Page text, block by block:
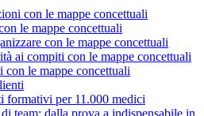
con le mappe concettuali
le mappe concettuali
con le mappe concettuali
ai compiti con le mappe concettuali
con le mappe concettuali
formativi per 11.000 medici